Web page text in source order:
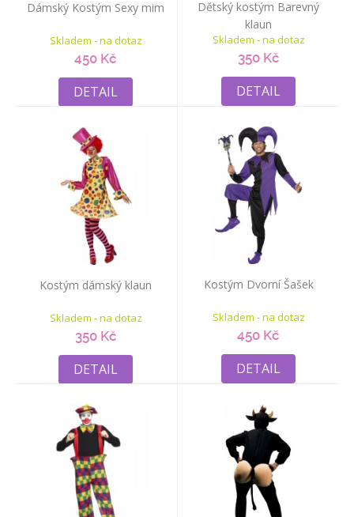
Dámský Kostým Sexy mim
Skladem - na dotaz
450 Kč
DETAIL
Dětský kostým Barevný
klaun
Skladem - na dotaz
350 Kč
DETAIL
Kostým dámský klaun
Skladem - na dotaz
350 Kč
DETAIL
Kostým Dvorní Šašek
Skladem - na dotaz
450 Kč
DETAIL